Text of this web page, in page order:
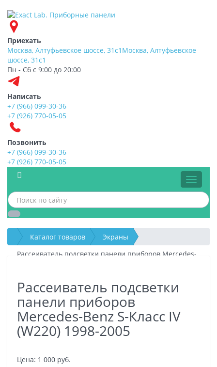
Приехать
Москва, Алтуфьевское шоссе, 31с1 Москва, Алтуфьевское
шоссе, 31с1
Пн - Сб с 9:00 до 20:00
Написать
+7 (966) 099-30-36
+7 (926) 770-05-05
Позвонить
+7 (966) 099-30-36
+7 (926) 770-05-05
Меню
Каталог товаров
Экраны
Рассеиватель подсветки панели приборов Mercedes-
Рассеиватель подсветки
панели приборов
Mercedes-Benz S-Класс IV
(W220) 1998-2005
Цена: 1 000 руб.